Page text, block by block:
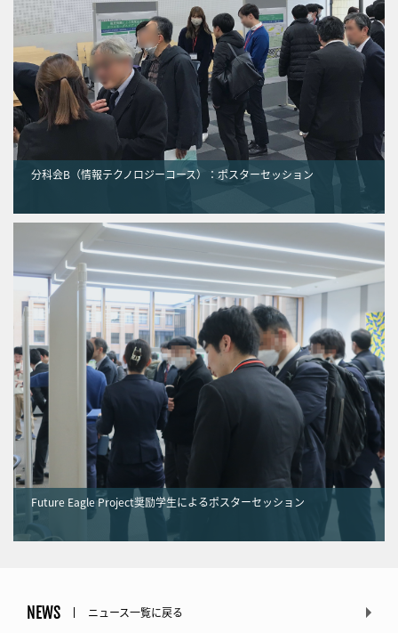
分科会B（情報テクノロジーコース）：ポスターセッション
Future Eagle Project奨励学生によるポスターセッション
NEWS ニュース一覧に戻る